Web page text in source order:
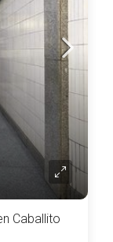
Caballito